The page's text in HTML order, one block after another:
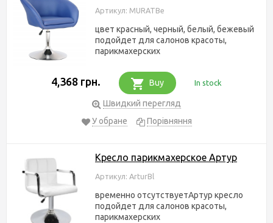
Артикул: MURATBe
цвет красный, черный, белый, бежевый
подойдет для салонов красоты,
парикмахерских
4,368 грн. Buy In stock
Швидкий перегляд
У обране
Порівняння
Кресло парикмахерское Артур
Артикул: ArturBl
временно отсутствуетАртур кресло
подойдет для салонов красоты,
парикмахерских